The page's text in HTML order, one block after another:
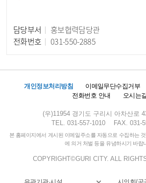
담당부서
홍보협력담당관
전화번호
031-550-2885
개인정보처리방침 이메일무단수집거부
전화번호 안내
오시는길
(우)11954 경기도 구리시 아차산로
TEL. 031-557-1010
FAX. 031-
본 홈페이지에서 게시된 이메일주소를 자동으로 수집하는
에 의거 처벌 등을 유념하시기 바랍
COPYRIGHT©GURI CITY. ALL